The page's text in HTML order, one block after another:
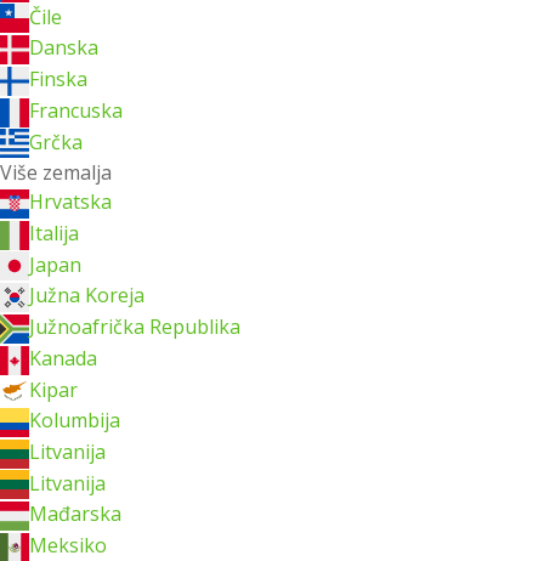
Čile
Danska
Finska
Francuska
Grčka
Više zemalja
Hrvatska
Italija
Japan
Južna Koreja
Južnoafrička Republika
Kanada
Kipar
Kolumbija
Litvanija
Litvanija
Mađarska
Meksiko